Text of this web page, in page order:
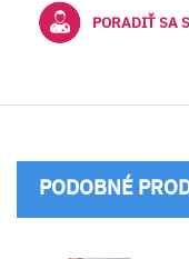
PORADIŤ SA
PODOBNÉ